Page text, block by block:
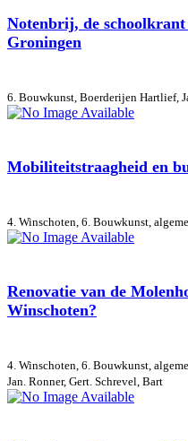
Notenbrij, de
Groningen
6. Bouwkunst, Boerderijen Hartlief,
Mobiliteitstraagheid en
4. Winschoten, 6. Bouwkunst,
Renovatie van de
Winschoten?
4. Winschoten, 6. Bouwkunst,
Jan. Ronner, Gert. Schrevel, Bart